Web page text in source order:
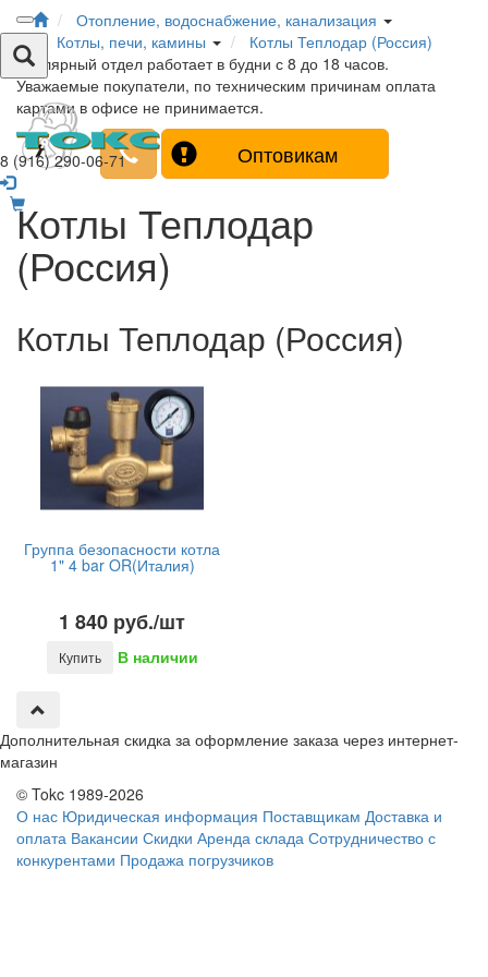
8 (916) 290-06-71
Отопление, водоснабжение, канализация
Котлы, печи, камины
Котлы Теплодар (Россия)
Столярный отдел работает в будни с 8 до 18 часов.
Уважаемые покупатели, по техническим причинам оплата
картами в офисе не принимается.
Оптовикам
Котлы Теплодар
(Россия)
Котлы Теплодар (Россия)
Группа безопасности котла
1" 4 bar OR(Италия)
1 840 руб./шт
Купить В наличии
Дополнительная скидка за оформление заказа через интернет-
магазин
© Tokc 1989-2026
О нас Юридическая информация Поставщикам Доставка и
оплата Вакансии Скидки Аренда склада Сотрудничество с
конкурентами Продажа погрузчиков